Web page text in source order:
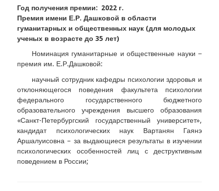
Год получения премии
2022 г.
Премия имени Е.Р. Дашковой в области
гуманитарных и общественных наук (для молодых
ученых в возрасте до 35 лет)
Номинация гуманитарные и общественные науки −
премия им. Е.Р.Дашковой:
научный сотрудник кафедры психологии здоровья и
отклоняющегося поведения факультета психологии
федерального государственного бюджетного
образовательного учреждения высшего образования
«Санкт-Петербургский государственный университет»,
кандидат психологических наук Вартанян Гаянэ
Аршалуисовна – за выдающиеся результаты в изучении
психологических особенностей лиц с деструктивным
поведением в России;